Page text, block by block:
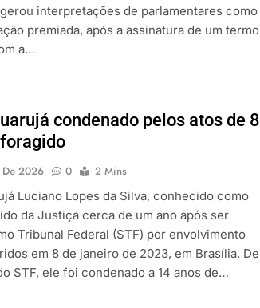
interpretações de parlamentares como
premiada, após a assinatura de um termo
a…
condenado pelos atos de 8
De 2026 0
2 Mins
Luciano Lopes da Silva, conhecido como
da Justiça cerca de um ano após ser
Tribunal Federal (STF) por envolvimento
em 8 de janeiro de 2023, em Brasília. De
STF, ele foi condenado a 14 anos de…